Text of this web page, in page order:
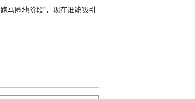
马圈地阶段”，现在谁能吸引